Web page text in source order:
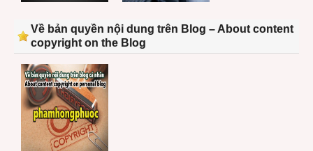
Về bản quyền nội dung trên Blog – About content
copyright on the Blog